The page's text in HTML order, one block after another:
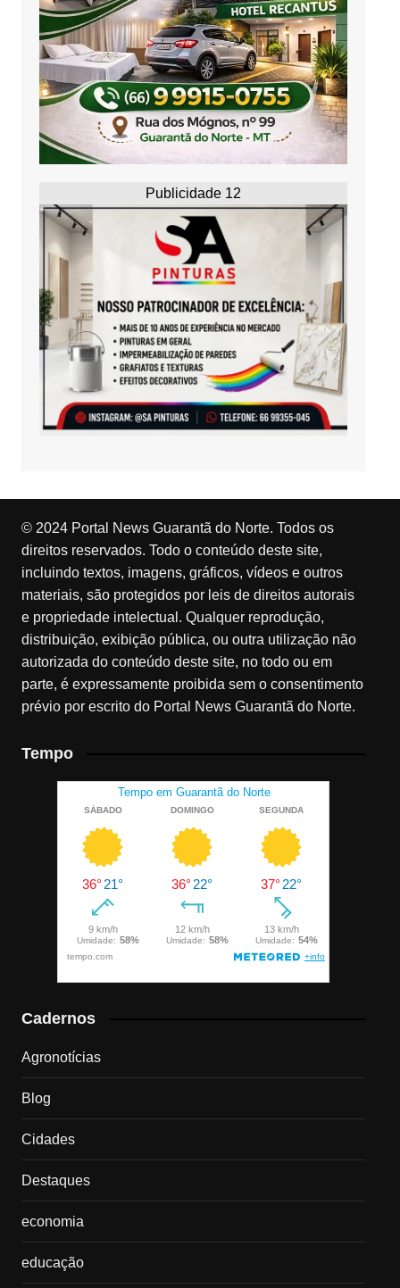
Publicidade 12
© 2024 Portal News Guarantã do Norte. Todos os
direitos reservados. Todo o conteúdo deste site,
incluindo textos, imagens, gráficos, vídeos e outros
materiais, são protegidos por leis de direitos autorais
e propriedade intelectual. Qualquer reprodução,
distribuição, exibição pública, ou outra utilização não
autorizada do conteúdo deste site, no todo ou em
parte, é expressamente proibida sem o consentimento
prévio por escrito do Portal News Guarantã do Norte.
Tempo
Cadernos
Agronotícias
Blog
Cidades
Destaques
economia
educação